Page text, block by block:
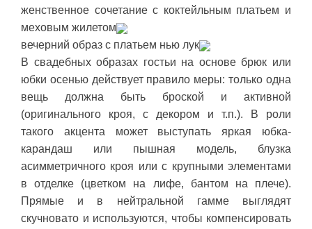
женственное сочетание с коктейльным платьем и
меховым жилетом
вечерний образ с платьем нью лук
В свадебных образах гостьи на основе брюк или
юбки осенью действует правило меры: только одна
вещь должна быть броской и активной
(оригинального кроя, с декором и т.п.). В роли
такого акцента может выступать яркая юбка-
карандаш или пышная модель, блузка
асимметричного кроя или с крупными элементами
в отделке (цветком на лифе, бантом на плече).
Прямые и в нейтральной гамме выглядят
скучновато и используются, чтобы компенсировать